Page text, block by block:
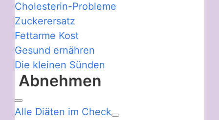
Cholesterin-Probleme
Zuckerersatz
Fettarme Kost
Gesund ernähren
Die kleinen Sünden
Abnehmen
Alle Diäten im Check